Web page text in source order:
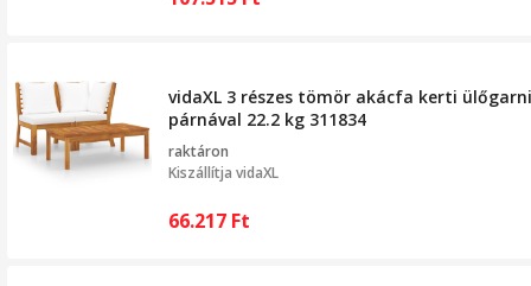
vidaXL 3 részes tömör akácfa kerti
párnával 22.2 kg 311834
raktáron
Kiszállítja vidaXL
66.217 Ft